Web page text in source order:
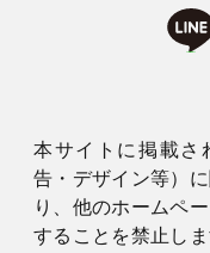
本サイトに掲載さ
告・デザイン等）
り、他のホームペ
することを禁止し